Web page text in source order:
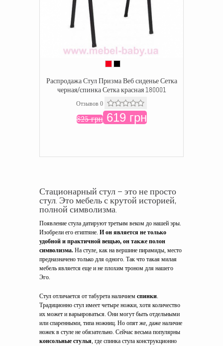
Распродажа Стул Призма Веб сиденье Сетка
черная/спинка Сетка красная 180001
Отзывов 0
825 грн619 грн
Стационарный стул – это не просто
стул. Это мебель с крутой историей,
полной символизма.
Появление стула датируют третьим веком до нашей эры.
Изобрели его египтяне. И он является не только
удобной и практичной вещью, он также полон
символизма. На стуле, как на вершине пирамиды, место
предназначено только для одного. Так что такая милая
мебель является еще и не плохим троном для нашего
Эго.
Стул отличается от табурета наличием спинки.
Традиционно стул имеет четыре ножки, хотя количество
их может и варьироваться. Они могут быть отдельными
или спаренными, типа ножниц. Но опят же, даже наличие
ножек в стуле не обязательно. Сейчас весьма популярны
консольные стулья, где спинка стула конструкционно